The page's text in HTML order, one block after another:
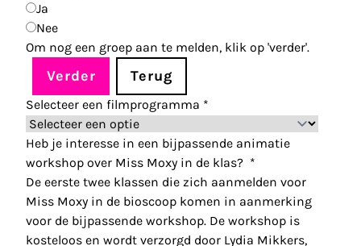
Ja
Nee
Om nog een groep aan te melden, klik op 'verder'.
Verder Terug
Selecteer een filmprogramma *
Heb je interesse in een bijpassende animatie
workshop over Miss Moxy in de klas? *
De eerste twee klassen die zich aanmelden voor
Miss Moxy in de bioscoop komen in aanmerking
voor de bijpassende workshop. De workshop is
kosteloos en wordt verzorgd door Lydia Mikkers,